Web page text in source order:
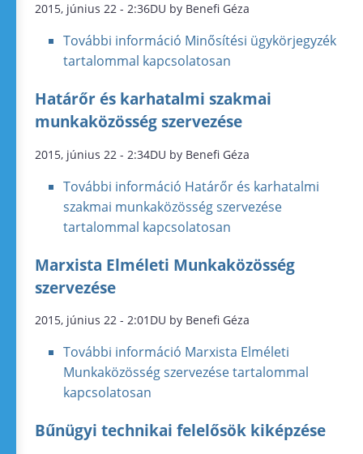
2015, június 22 - 2:36DU by Benefi Géza
További információ Minősítési ügykörjegyzék
tartalommal kapcsolatosan
Határőr és karhatalmi szakmai
munkaközösség szervezése
2015, június 22 - 2:34DU by Benefi Géza
További információ Határőr és karhatalmi
szakmai munkaközösség szervezése
tartalommal kapcsolatosan
Marxista Elméleti Munkaközösség
szervezése
2015, június 22 - 2:01DU by Benefi Géza
További információ Marxista Elméleti
Munkaközösség szervezése tartalommal
kapcsolatosan
Bűnügyi technikai felelősök kiképzése